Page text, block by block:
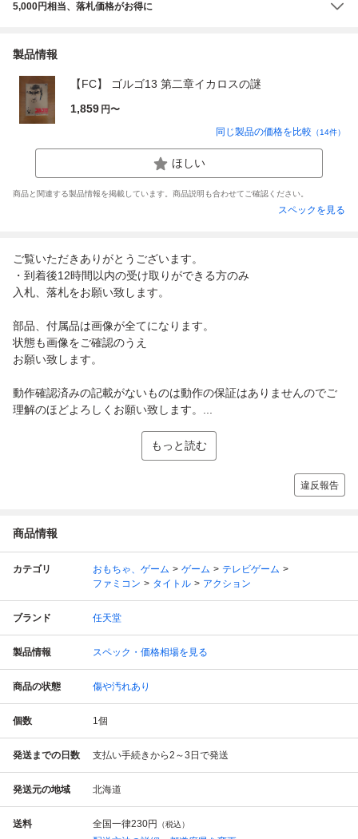
5,000円相当、落札価格がお得に
製品情報
【FC】 ゴルゴ13 第二章イカロスの謎
1,859 円〜
同じ製品の価格を比較 （14件）
ほしい
商品と関連する製品情報を掲載しています。商品説明も合わせてご確認ください。
スペックを見る
ご覧いただきありがとうございます。
・到着後12時間以内の受け取りができる方のみ
入札、落札をお願い致します。
部品、付属品は画像が全てになります。
状態も画像をご確認のうえ
お願い致します。
動作確認済みの記載がないものは動作の保証はありませんのでご
理解のほどよろしくお願い致します。...
もっと読む
違反報告
商品情報
カテゴリ おもちゃ、ゲーム ゲーム
テレビゲーム
ファミコン
タイトル アクション
ブランド 任天堂
製品情報 スペック・価格相場を見る
商品の状態 傷や汚れあり
個数 1個
発送までの日数 支払い手続きから2～3日で発送
発送元の地域 北海道
送料 全国一律230円 （税込）